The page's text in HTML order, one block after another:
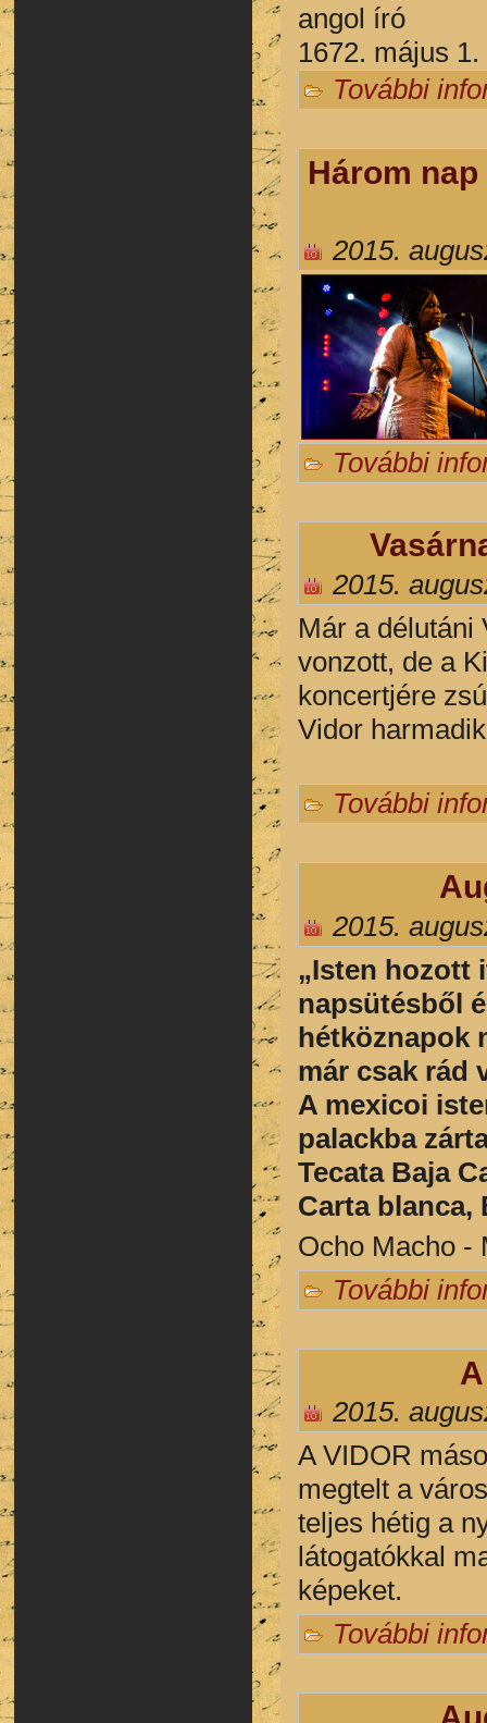
angol író
1672. május
További
Három
2015.
További
2015.
Már a délutáni
vonzott, de a
koncertjére
Vidor
További
2015.
„Isten hozott
napsütésből
hétköznapok
már csak rád
A mexicoi
palackba
Tecata Baja
Carta blanca,
Ocho Macho -
További
2015.
A VIDOR
megtelt a
teljes hétig a
látogatókkal
képeket.
További